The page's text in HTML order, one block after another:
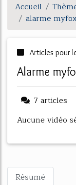
Accueil
alarme
Articles pour
alarme
7 articles
Aucune vidéo
Résumé